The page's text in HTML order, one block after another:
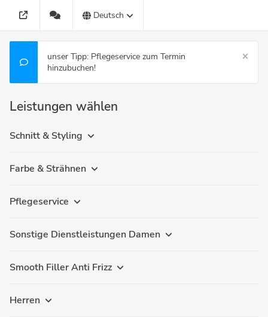
Deutsch
unser Tipp: Pflegeservice zum Termin
hinzubuchen!
Leistungen wählen
Schnitt & Styling
Farbe & Strähnen
Pflegeservice
Sonstige Dienstleistungen Damen
Smooth Filler Anti Frizz
Herren